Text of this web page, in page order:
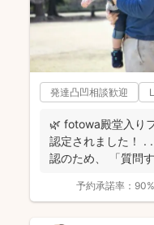
発達凸凹相談歓迎
🌿 fotowa殿堂入り
認定されました！ .
認のため、 「質問
予約承諾率： 90%